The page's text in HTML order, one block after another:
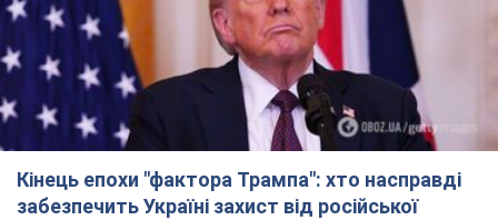
Кінець епохи "фактора Трампа": хто насправді
забезпечить Україні захист від російської